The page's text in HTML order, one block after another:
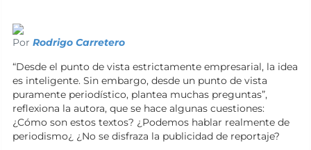
Por Rodrigo Carretero
“Desde el punto de vista estrictamente empresarial, la idea
es inteligente. Sin embargo, desde un punto de vista
puramente periodístico, plantea muchas preguntas”,
reflexiona la autora, que se hace algunas cuestiones:
¿Cómo son estos textos? ¿Podemos hablar realmente de
periodismo¿ ¿No se disfraza la publicidad de reportaje?